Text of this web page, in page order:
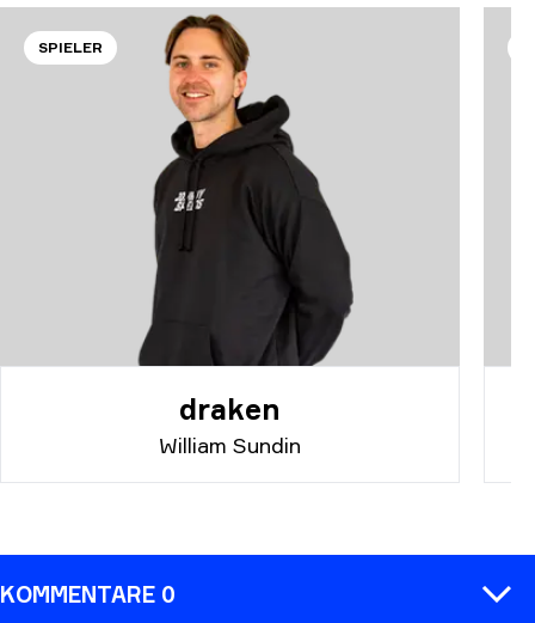
SPIELER
draken
William Sundin
KOMMENTARE 0